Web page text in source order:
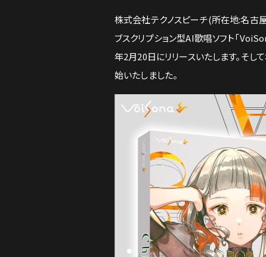
株式会社テクノスピーチ(所在地:名古
ブスクリプション型AI歌唱ソフト「
年2月20日にリリースいたします。そ
始いたしました。